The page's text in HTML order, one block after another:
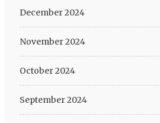
December 2024
November 2024
October 2024
September 2024